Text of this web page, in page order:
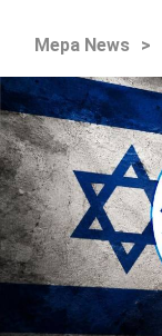
Mepa News >